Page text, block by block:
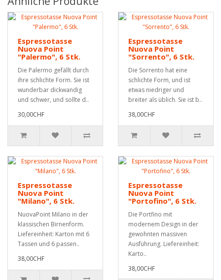
Espressotasse
Nuova Point
"Palermo", 6 Stk.
Die Palermo gefällt durch
ihre schlichte Form. Sie ist
wunderbar dickwandig
und schwer, und sollte d..
30,00CHF
Espressotasse
Nuova Point
"Sorrento", 6 Stk.
Die Sorrento hat eine
schlichte Form, und ist
etwas niedriger und
breiter als üblich. Sie ist b..
38,00CHF
Espressotasse
Nuova Point
"Milano", 6 Stk.
NuovaPoint Milano in der
klassischen Birnenform.
Liefereinheit: Karton mit 6
Tassen und 6 passen..
38,00CHF
Espressotasse
Nuova Point
"Portofino", 6 Stk.
Die Portfino mit
modernem Design in der
gewohnten massiven
Ausführung. Liefereinheit:
Karto..
38,00CHF